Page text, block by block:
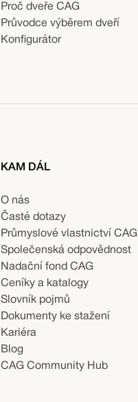
Proč dveře CAG
Průvodce výběrem dveří
Konfigurátor
KAM DÁL
O nás
Časté dotazy
Průmyslové vlastnictví CAG
Společenská odpovědnost
Nadační fond CAG
Ceníky a katalogy
Slovník pojmů
Dokumenty ke stažení
Kariéra
Blog
CAG Community Hub